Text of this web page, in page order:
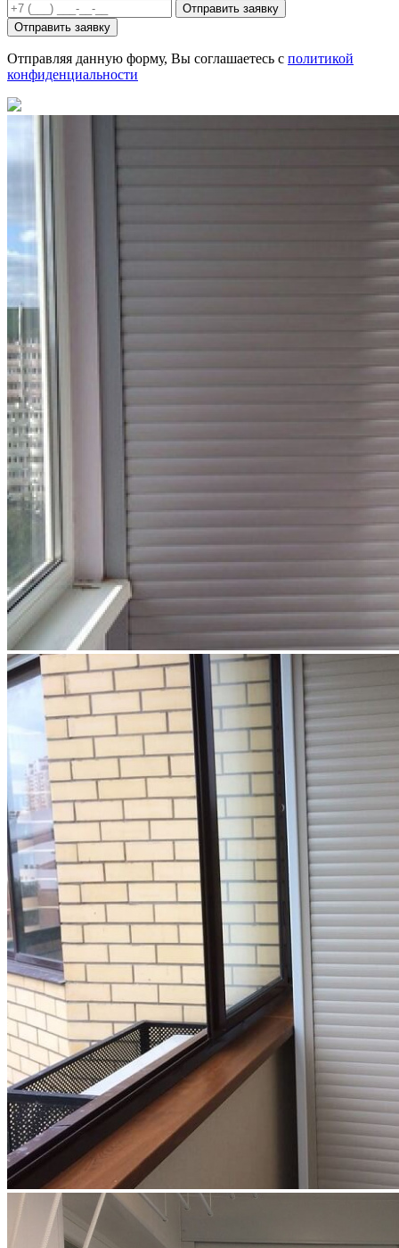
Отправить заявку
Отправить заявку
Отправляя данную форму, Вы соглашаетесь с политикой
конфиденциальности